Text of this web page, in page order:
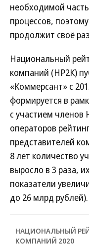
необходимой
процессов,
продолжит своё
Национальный
компаний (НР2К)
«Коммерсант» с
формируется в
с участием членов
операторов
представителей
8 лет количество
выросло в 3 раза,
показатели
до 26 млрд рублей).
НАЦИОНАЛЬНЫЙ
КОМПАНИЙ 2020